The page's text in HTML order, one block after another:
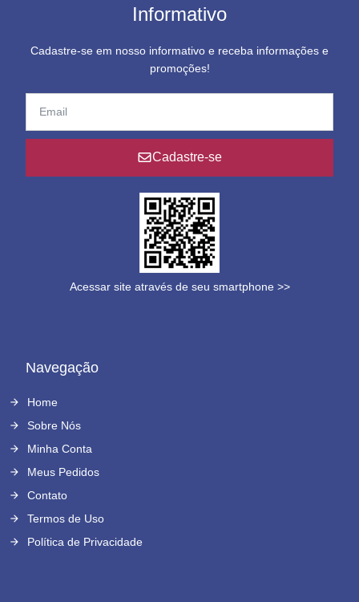
Informativo
Cadastre-se em nosso informativo e receba informações e
promoções!
Cadastre-se
Acessar site através de seu smartphone >>
Navegação
Home
Sobre Nós
Minha Conta
Meus Pedidos
Contato
Termos de Uso
Política de Privacidade